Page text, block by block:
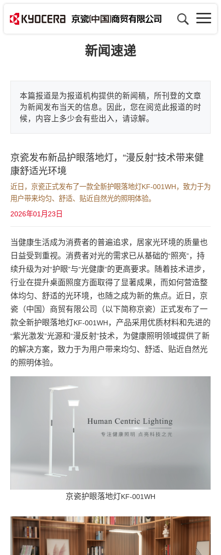
新闻速递
本篇报道是为报道机构提供的新闻稿，所刊登的文章
为新闻发布当天的信息。因此，您在阅览此报道的时
候，内容上多少会有些出入，请谅解。
京瓷发布新品护眼落地灯，“漫反射”技术带来健
康舒适光环境
近日，京瓷正式发布了一款全新护眼落地灯KF-001WH，致力于为
用户带来均匀、舒适、贴近自然光的照明体验。
2026年01月23日
当健康生活成为消费者的普遍追求，居家光环境的质量也
日益受到重视。消费者对光的需求已从基础的“照亮”，持
续升级为对“护眼”与“光健康”的更高要求。随着技术进步，
行业在提升桌面照度方面取得了显著成果，而如何营造整
体均匀、舒适的光环境，也随之成为新的焦点。近日，京
瓷（中国）商贸有限公司（以下简称京瓷）正式发布了一
款全新护眼落地灯KF-001WH ，产品采用优质材料和先进的
“紫光激发”光源和“漫反射”技术，为健康照明领域提供了新
的解决方案，致力于为用户带来均匀、舒适、贴近自然光
的照明体验。
京瓷护眼落地灯KF-001WH